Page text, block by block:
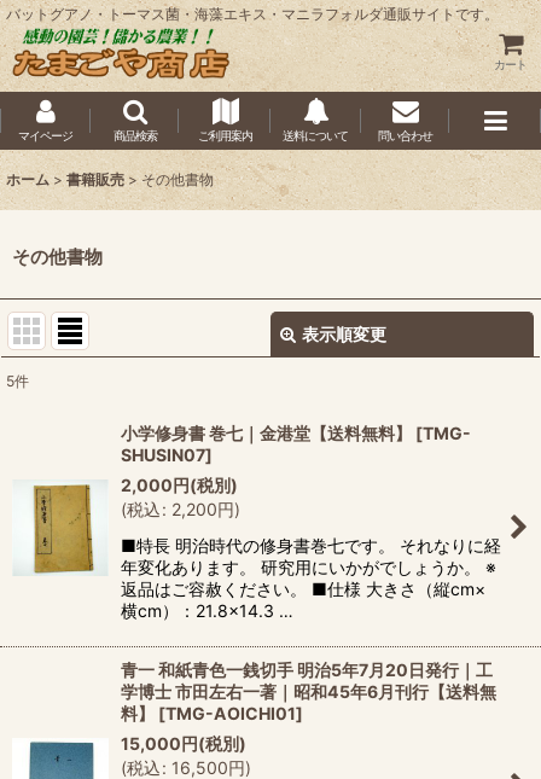
バットグアノ・トーマス菌・海藻エキス・マニラフォルダ通販サイトです。
カート
マイページ 商品検索 ご利用案内 送料について 問い合わせ
ホーム > 書籍販売 > その他書物
その他書物
表示順変更
絞り込む
5件
小学修身書 巻七｜金港堂【送料無料】 [TMG-
SHUSIN07]
2,000円(税別)
(税込: 2,200円)
■特長 明治時代の修身書巻七です。 それなりに経
年変化あります。 研究用にいかがでしょうか。 ※
返品はご容赦ください。 ■仕様 大きさ（縦cm×
横cm）：21.8×14.3 …
青一 和紙青色一銭切手 明治5年7月20日発行｜工
学博士 市田左右一著｜昭和45年6月刊行【送料無
料】
[TMG-AOICHI01]
15,000円(税別)
(税込: 16,500円)